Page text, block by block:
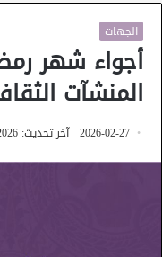
الجهات
أجواء شهر
المنشآت
2026-02-27 آخر تحديث: 2026-02-27